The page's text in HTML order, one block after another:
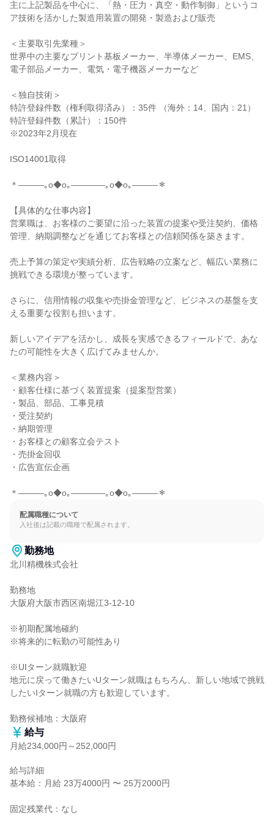
主に上記製品を中心に、「熱・圧力・真空・動作制御」というコ
ア技術を活かした製造用装置の開発・製造および販売
＜主要取引先業種＞
世界中の主要なプリント基板メーカー、半導体メーカー、EMS、
電子部品メーカー、電気・電子機器メーカーなど
＜独自技術＞
特許登録件数（権利取得済み）：35件 （海外：14、国内：21）
特許登録件数（累計）：150件
※2023年2月現在
ISO14001取得
＊―――｡o◆o｡――――｡o◆o｡―――＊
【具体的な仕事内容】
営業職は、お客様のご要望に沿った装置の提案や受注契約、価格
管理、納期調整などを通じてお客様との信頼関係を築きます。
売上予算の策定や実績分析、広告戦略の立案など、幅広い業務に
挑戦できる環境が整っています。
さらに、信用情報の収集や売掛金管理など、ビジネスの基盤を支
える重要な役割も担います。
新しいアイデアを活かし、成長を実感できるフィールドで、あな
たの可能性を大きく広げてみませんか。
＜業務内容＞
・顧客仕様に基づく装置提案（提案型営業）
・製品、部品、工事見積
・受注契約
・納期管理
・お客様との顧客立会テスト
・売掛金回収
・広告宣伝企画
＊―――｡o◆o｡――――｡o◆o｡―――＊
配属職種について
入社後は記載の職種で配属されます。
勤務地
北川精機株式会社
勤務地
大阪府大阪市西区南堀江3-12-10
※初期配属地確約
※将来的に転勤の可能性あり
※UIターン就職歓迎
地元に戻って働きたいUターン就職はもちろん、新しい地域で挑戦
したいIターン就職の方も歓迎しています。
勤務候補地：大阪府
給与
月給234,000円～252,000円
給与詳細
基本給：月給 23万4000円 〜 25万2000円
固定残業代：なし